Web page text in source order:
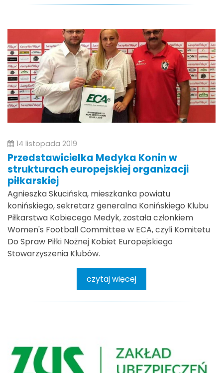
14 listopada 2019
Przedstawicielka Medyka Konin w
strukturach europejskiej organizacji
piłkarskiej
Agnieszka Skucińska, mieszkanka powiatu
konińskiego, sekretarz generalna Konińskiego Klubu
Piłkarstwa Kobiecego Medyk, została członkiem
Women's Football Committee w ECA, czyli Komitetu
Do Spraw Piłki Nożnej Kobiet Europejskiego
Stowarzyszenia Klubów.
czytaj więcej